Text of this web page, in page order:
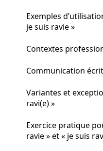
Exemples
je suis ravie »
Contextes
Communication
Variantes et
ravi(e) »
Exercice pratique
ravie » et « je suis